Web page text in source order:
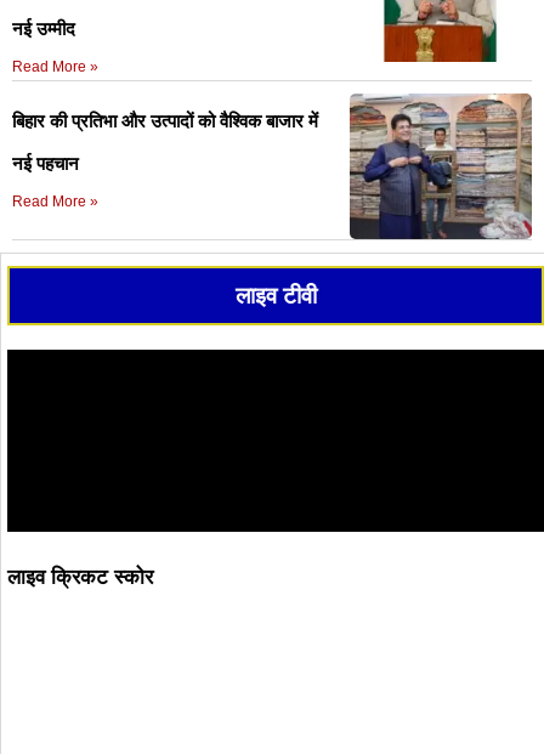
नई उम्मीद
Read More »
बिहार की प्रतिभा और उत्पादों को वैश्विक बाजार में
नई पहचान
Read More »
लाइव टीवी
लाइव क्रिकट स्कोर